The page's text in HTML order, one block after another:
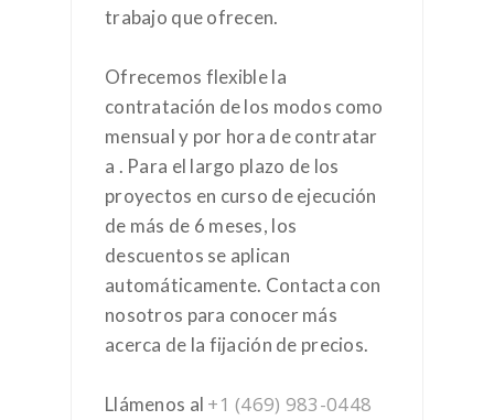
trabajo que ofrecen.
Ofrecemos flexible la
contratación de los modos como
mensual y por hora de contratar
a . Para el largo plazo de los
proyectos en curso de ejecución
de más de 6 meses, los
descuentos se aplican
automáticamente. Contacta con
nosotros para conocer más
acerca de la fijación de precios.
Llámenos al +1 (469) 983-0448